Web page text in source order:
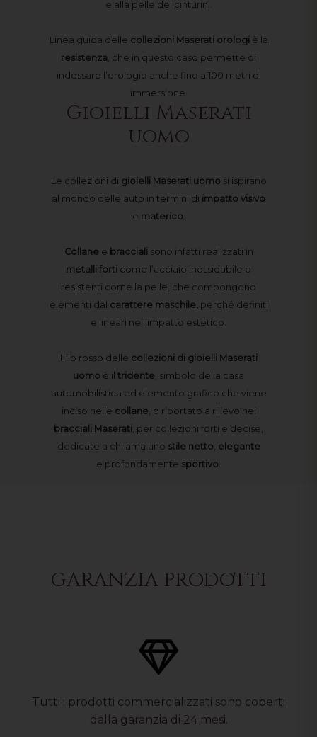
e alla pelle dei cinturini.
Linea guida delle collezioni Maserati orologi è la
resistenza, che in questo caso permette di
indossare l’orologio anche fino a 100 metri di
immersione.
Gioielli Maserati
uomo
Le collezioni di gioielli Maserati uomo si ispirano
al mondo delle auto in termini di impatto visivo
e materico.
Collane e braccialisono infatti realizzati in
metalli forti come l’acciaio inossidabile o
resistenti come la pelle, che compongono
elementi dal carattere maschile,perché definiti
e lineari nell’impatto estetico.
Filo rosso delle collezioni di gioielli Maserati
uomo è il tridente, simbolo della casa
automobilistica ed elemento grafico che viene
inciso nelle collane, o riportato a rilievo nei
bracciali Maserati, per collezioni forti e decise,
dedicate a chi ama uno stile netto, elegante
e profondamente sportivo.
GARANZIA PRODOTTI
Tutti i prodotti commercializzati sono coperti
dalla garanzia di 24 mesi.